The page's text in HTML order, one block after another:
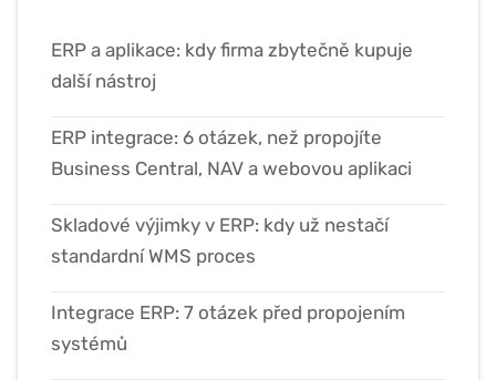
ERP a aplikace: kdy firma zbytečně kupuje
další nástroj
ERP integrace: 6 otázek, než propojíte
Business Central, NAV a webovou aplikaci
Skladové výjimky v ERP: kdy už nestačí
standardní WMS proces
Integrace ERP: 7 otázek před propojením
systémů